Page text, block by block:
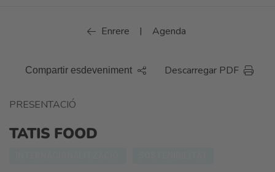
Enrere | Agenda
Compartir esdeveniment Descarregar PDF
PRESENTACIÓ
TATIS FOOD